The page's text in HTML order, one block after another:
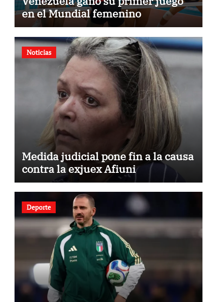
en el Mundial femenino
Noticias
Medida judicial pone fin a la causa
contra la exjuex Afiuni
Deporte